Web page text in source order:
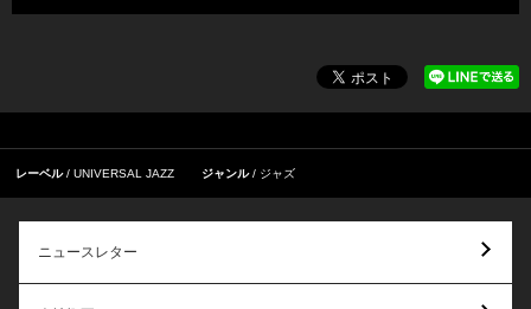
レーベル UNIVERSAL JAZZ ジャンル ジャズ
ニュースレター